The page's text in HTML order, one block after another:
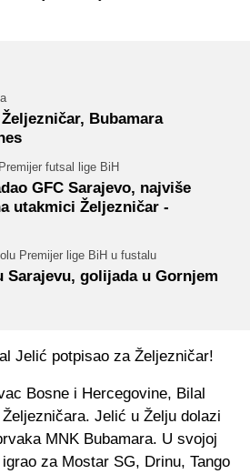
Bubamara
futsal lige BiH
GFC Sarajevo, najviše
utakmici Željezničar -
Premijer lige BiH u fustalu
Sarajevu, golijada u Gornjem
Jelić potpisao za Željezničar!
Bosne i Hercegovine, Bilal
Jelić u Želju dolazi
MNK Bubamara. U svojoj
za Mostar SG, Drinu, Tango